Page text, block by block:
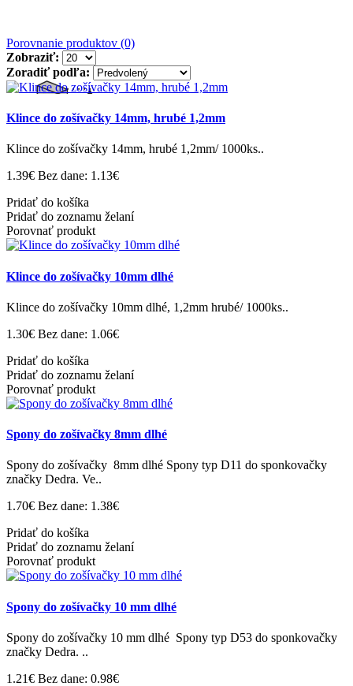
Porovnanie produktov (0)
Zobraziť:
Zoradiť podľa:
Klince do zošívačky 14mm, hrubé 1,2mm
Klince do zošívačky 14mm, hrubé 1,2mm/ 1000ks..
1.39€ Bez dane: 1.13€
Pridať do košíka
Pridať do zoznamu želaní
Porovnať produkt
Klince do zošívačky 10mm dlhé
Klince do zošívačky 10mm dlhé, 1,2mm hrubé/ 1000ks..
1.30€ Bez dane: 1.06€
Pridať do košíka
Pridať do zoznamu želaní
Porovnať produkt
Spony do zošívačky 8mm dlhé
Spony do zošívačky 8mm dlhé Spony typ D11 do sponkovačky
značky Dedra. Ve..
1.70€ Bez dane: 1.38€
Pridať do košíka
Pridať do zoznamu želaní
Porovnať produkt
Spony do zošívačky 10 mm dlhé
Spony do zošívačky 10 mm dlhé Spony typ D53 do sponkovačky
značky Dedra. ..
1.21€ Bez dane: 0.98€